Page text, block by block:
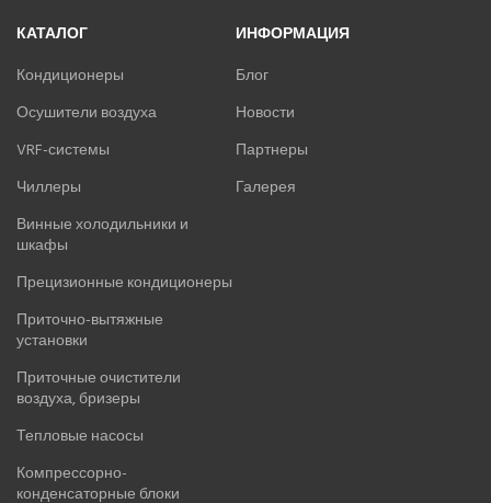
КАТАЛОГ
Кондиционеры
Осушители воздуха
VRF-системы
Чиллеры
Винные холодильники и
шкафы
Прецизионные кондиционеры
Приточно-вытяжные
установки
Приточные очистители
воздуха, бризеры
Тепловые насосы
Компрессорно-
конденсаторные блоки
ИНФОРМАЦИЯ
Блог
Новости
Партнеры
Галерея